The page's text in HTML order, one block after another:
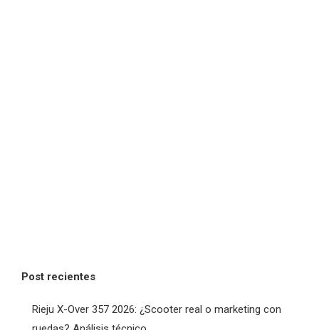
Post recientes
Rieju X-Over 357 2026: ¿Scooter real o marketing con